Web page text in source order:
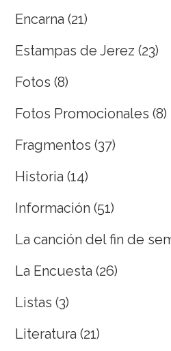
Encarna (21)
Estampas de Jerez (23)
Fotos (8)
Fotos Promocionales (8)
Fragmentos (37)
Historia (14)
Información (51)
La canción del fin de
La Encuesta (26)
Listas (3)
Literatura (21)